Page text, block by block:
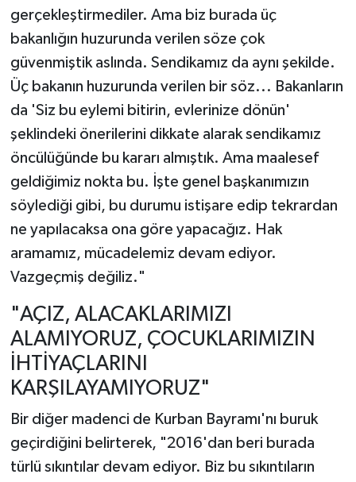
gerçekleştirmediler. Ama biz burada üç
bakanlığın huzurunda verilen söze çok
güvenmiştik aslında. Sendikamız da aynı şekilde.
Üç bakanın huzurunda verilen bir söz... Bakanların
da 'Siz bu eylemi bitirin, evlerinize dönün'
şeklindeki önerilerini dikkate alarak sendikamız
öncülüğünde bu kararı almıştık. Ama maalesef
geldiğimiz nokta bu. İşte genel başkanımızın
söylediği gibi, bu durumu istişare edip tekrardan
ne yapılacaksa ona göre yapacağız. Hak
aramamız, mücadelemiz devam ediyor.
Vazgeçmiş değiliz."
"AÇIZ, ALACAKLARIMIZI
ALAMIYORUZ, ÇOCUKLARIMIZIN
İHTİYAÇLARINI
KARŞILAYAMIYORUZ"
Bir diğer madenci de Kurban Bayramı'nı buruk
geçirdiğini belirterek, "2016'dan beri burada
türlü sıkıntılar devam ediyor. Biz bu sıkıntıların